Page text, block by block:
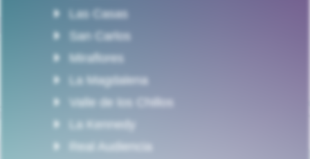
Las Casas
San Carlos
Miraflores
La Magdalena
Valle de los Chillos
La Kennedy
Real Audiencia